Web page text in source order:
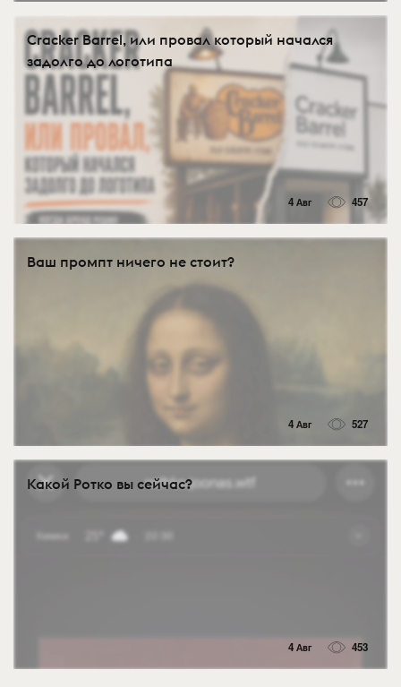
Cracker Barrel, или провал который начался
задолго до логотипа
4 Авг 457
Ваш промпт ничего не стоит?
4 Авг 527
Какой Ротко вы сейчас?
4 Авг 453